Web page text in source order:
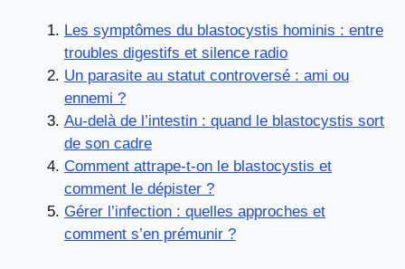
Les symptômes du blastocystis hominis : entre
troubles digestifs et silence radio
Un parasite au statut controversé : ami ou
ennemi ?
Au-delà de l’intestin : quand le blastocystis sort
de son cadre
Comment attrape-t-on le blastocystis et
comment le dépister ?
Gérer l’infection : quelles approches et
comment s’en prémunir ?